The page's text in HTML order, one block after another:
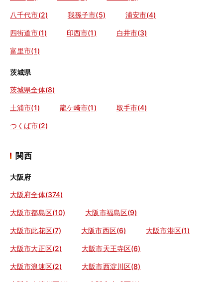
八千代市(2) 我孫子市(5) 浦安市(4)
四街道市(1) 印西市(1) 白井市(3)
富里市(1)
茨城県
茨城県全体(8)
土浦市(1) 龍ケ崎市(1) 取手市(4)
つくば市(2)
関西
大阪府
大阪府全体(374)
大阪市都島区(10) 大阪市福島区(9)
大阪市此花区(7) 大阪市西区(6) 大阪市港区(1)
大阪市大正区(2) 大阪市天王寺区(6)
大阪市浪速区(2) 大阪市西淀川区(8)